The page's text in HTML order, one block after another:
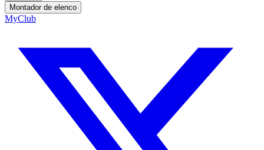
Montador de elenco
MyClub